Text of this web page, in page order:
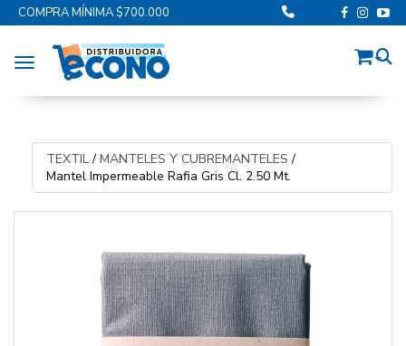
COMPRA MÍNIMA $700.000
Toggle navigation
TEXTIL/ MANTELES Y CUBREMANTELES /
Mantel Impermeable Rafia Gris Cl. 2.50 Mt.